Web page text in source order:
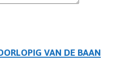
VAN DE BAAN